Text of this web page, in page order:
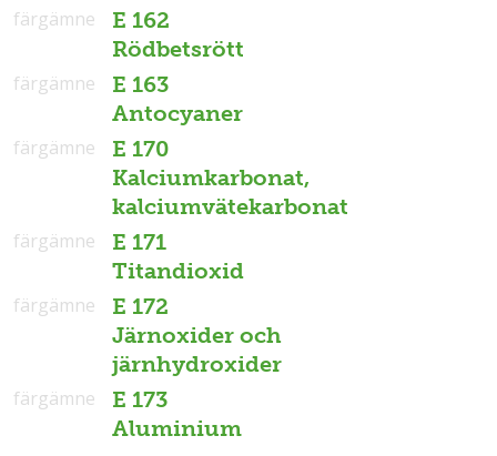
E 162
Rödbetsrött
färgämne
E 163
Antocyaner
färgämne
E 170
Kalciumkarbonat,
kalciumvätekarbonat
färgämne
E 171
Titandioxid
färgämne
E 172
Järnoxider och
järnhydroxider
färgämne
E 173
Aluminium
färgämne